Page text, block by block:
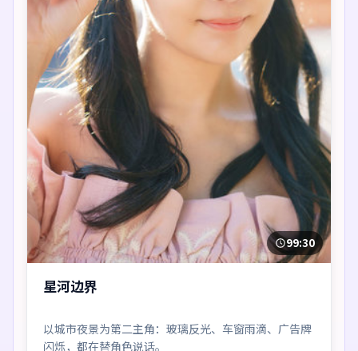
99:30
星河边界
以城市夜景为第二主角：玻璃反光、车窗雨滴、广告牌
闪烁，都在替角色说话。